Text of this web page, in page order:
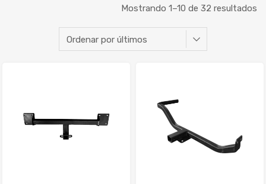
Mostrando 1–10 de 32 resultados